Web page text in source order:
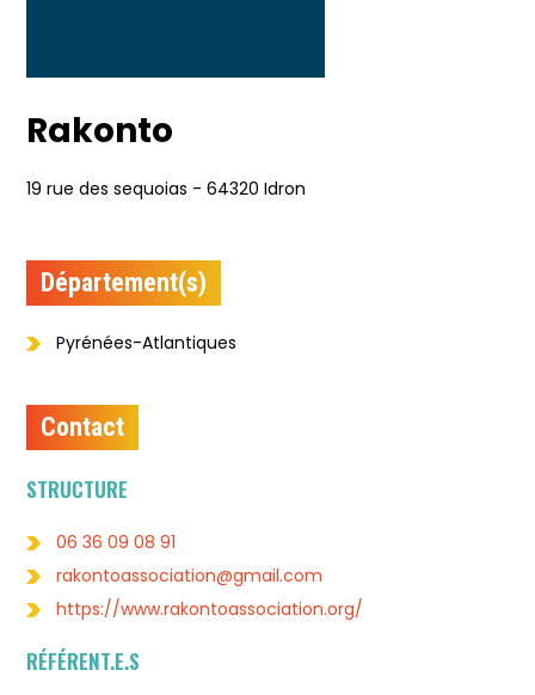
Rakonto
19 rue des sequoias - 64320 Idron
Département(s)
Pyrénées-Atlantiques
Contact
STRUCTURE
06 36 09 08 91
rakontoassociation@gmail.com
https://www.rakontoassociation.org/
RÉFÉRENT.E.S